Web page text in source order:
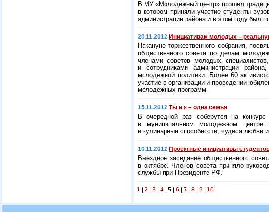
В МУ «Молодежный центр» прошел
в котором приняли участие студенты
администрации района и в этом году был
20.11.2012 Инициативам молодых –
Накануне торжественного собрания,
общественного совета по делам
членами советов молодых
и сотрудниками администрации
молодежной политики. Более 60
участие в организации и проведении
молодежных программ.
15.11.2012 Ты и я – одна семья
В очередной раз соберутся на
в муниципальном молодежном центре в
и кулинарные способности, чудеса любви
10.11.2012 Проектные инициативы студентов
Выездное заседание общественного
в октябре. Членов совета приняло
службы при Президенте РФ.
1 2 3 4 5 6 7 8 9 10